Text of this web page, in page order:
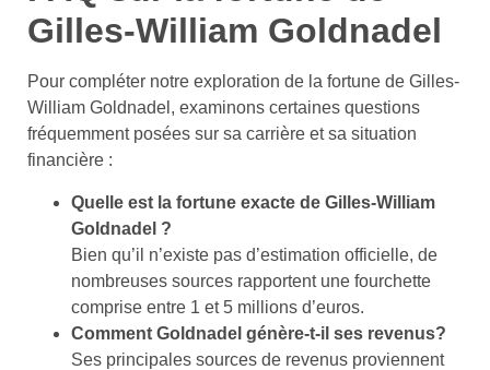
Gilles-William Goldnadel
Pour compléter notre exploration de la fortune de Gilles-
William Goldnadel, examinons certaines questions
fréquemment posées sur sa carrière et sa situation
financière :
Quelle est la fortune exacte de Gilles-William
Goldnadel ?
Bien qu’il n’existe pas d’estimation officielle, de
nombreuses sources rapportent une fourchette
comprise entre 1 et 5 millions d’euros.
Comment Goldnadel génère-t-il ses revenus?
Ses principales sources de revenus proviennent